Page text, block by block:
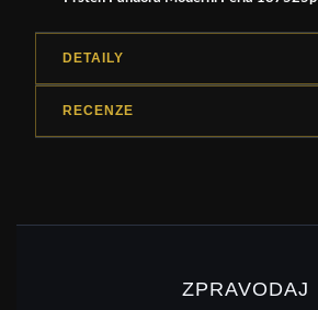
DETAILY
RECENZE
ZPRAVODAJ